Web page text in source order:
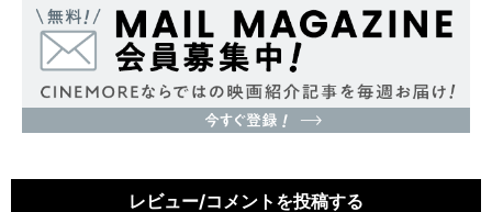
レビュー/コメントを投稿する